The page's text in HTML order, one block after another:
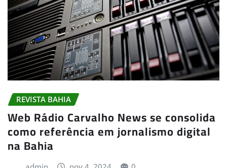
REVISTA BAHIA
Web Rádio Carvalho News se consolida
como referência em jornalismo digital
na Bahia